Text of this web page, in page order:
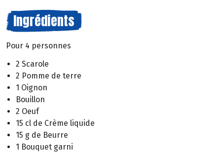
Ingrédients
Pour 4 personnes
2 Scarole
2 Pomme de terre
1 Oignon
Bouillon
2 Oeuf
15 cl de Crème liquide
15 g de Beurre
1 Bouquet garni